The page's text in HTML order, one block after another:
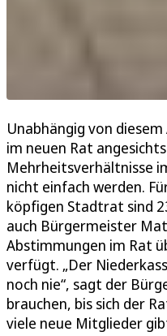
Unabhängig von
im neuen Rat
Mehrheitsverhältnisse
nicht einfach werden.
köpfigen Stadtrat sind
auch Bürgermeister
Abstimmungen im Rat
verfügt. „Der
noch nie“, sagt der
brauchen, bis sich der
viele neue Mitglieder